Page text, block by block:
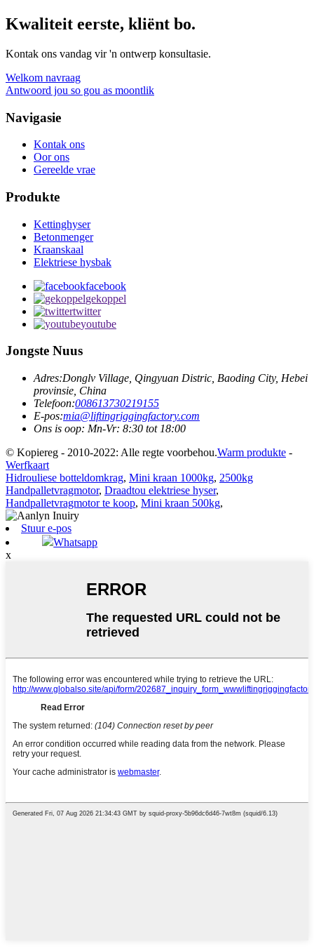
Kwaliteit eerste, kliënt bo.
Kontak ons ​​vandag vir 'n ontwerp konsultasie.
Welkom navraag
Antwoord jou so gou as moontlik
Navigasie
Kontak ons
Oor ons
Gereelde vrae
Produkte
Kettinghyser
Betonmenger
Kraanskaal
Elektriese hysbak
facebook
gekoppel
twitter
youtube
Jongste Nuus
Adres:Donglv Village, Qingyuan Distric, Baoding City, Hebei
provinsie, China
Telefoon:008613730219155
E-pos:mia@liftingriggingfactory.com
Ons is oop: Mn-Vr: 8:30 tot 18:00
© Kopiereg - 2010-2022: Alle regte voorbehou.Warm produkte -
Werfkaart
Hidrouliese botteldomkrag, Mini kraan 1000kg, 2500kg
Handpalletvragmotor, Draadtou elektriese hyser,
Handpalletvragmotor te koop, Mini kraan 500kg,
Stuur e-pos
Whatsapp
x